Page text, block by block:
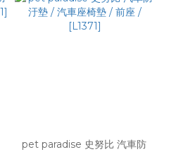
pet paradise 史努比 汽車防